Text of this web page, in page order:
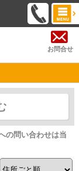
お問合せ
の問い合わせは当